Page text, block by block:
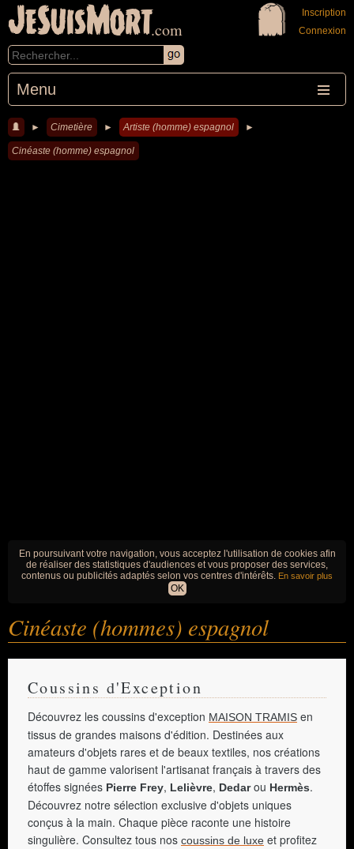
JeSuisMort.com
Menu
Inscription
Connexion
► Cimetière ► Artiste (homme) espagnol ►
Cinéaste (homme) espagnol
En poursuivant votre navigation, vous acceptez l'utilisation de cookies afin
de réaliser des statistiques d'audiences et vous proposer des services,
contenus ou publicités adaptés selon vos centres d'intérêts. En savoir plus
OK
Cinéaste (hommes) espagnol
Coussins d'Exception
Découvrez les coussins d'exception MAISON TRAMIS en
tissus de grandes maisons d'édition. Destinées aux
amateurs d'objets rares et de beaux textiles, nos créations
haut de gamme valorisent l'artisanat français à travers des
étoffes signées Pierre Frey, Lelièvre, Dedarou Hermès.
Découvrez notre sélection exclusive d'objets uniques
conçus à la main. Chaque pièce raconte une histoire
singulière. Consultez tous nos coussins de luxe et profitez